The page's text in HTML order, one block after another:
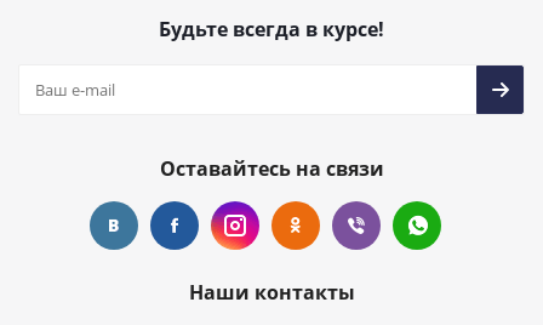
Будьте всегда в курсе!
Оставайтесь на связи
Наши контакты